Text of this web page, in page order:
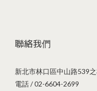
聯絡我們
新北市林口區中山路539
電話 / 02-6604-2699